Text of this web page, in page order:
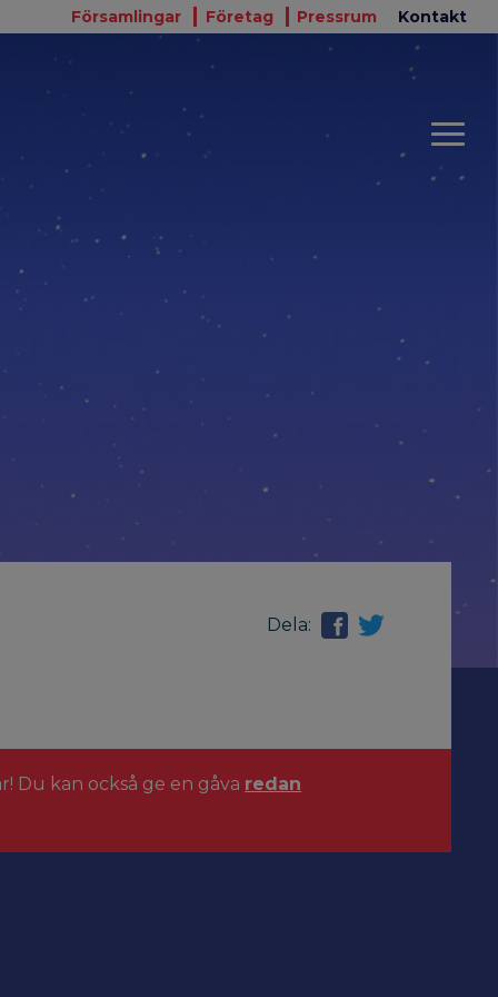
Församlingar Företag Pressrum Kontakt
Dela:
kan också ge en gåva redan